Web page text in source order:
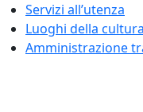
Servizi all’utenza
Luoghi della cultura
Amministrazione